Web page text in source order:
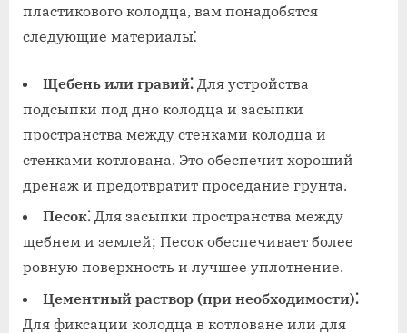
пластикового колодца, вам понадобятся
следующие материалы⁚
Щебень или гравий⁚ Для устройства
подсыпки под дно колодца и засыпки
пространства между стенками колодца и
стенками котлована. Это обеспечит хороший
дренаж и предотвратит проседание грунта.
Песок⁚ Для засыпки пространства между
щебнем и землей; Песок обеспечивает более
ровную поверхность и лучшее уплотнение.
Цементный раствор (при необходимости)⁚
Для фиксации колодца в котловане или для